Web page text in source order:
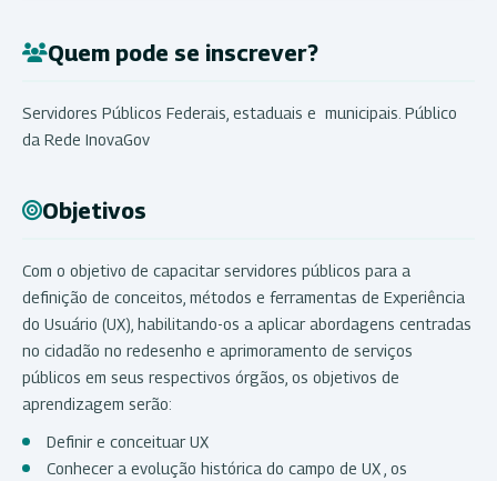
Quem pode se inscrever?
Servidores Públicos Federais, estaduais e municipais. Público
da Rede InovaGov
Objetivos
Com o objetivo de capacitar servidores públicos para a
definição de conceitos, métodos e ferramentas de Experiência
do Usuário (UX), habilitando-os a aplicar abordagens centradas
no cidadão no redesenho e aprimoramento de serviços
públicos em seus respectivos órgãos, os objetivos de
aprendizagem serão:
Definir e conceituar UX
Conhecer a evolução histórica do campo de UX , os